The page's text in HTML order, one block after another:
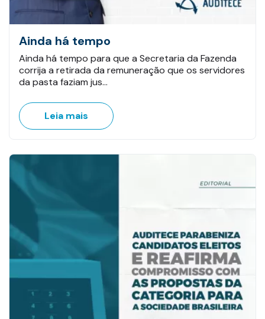
Ainda há tempo
Ainda há tempo para que a Secretaria da Fazenda
corrija a retirada da remuneração que os servidores
da pasta faziam jus…
Leia mais